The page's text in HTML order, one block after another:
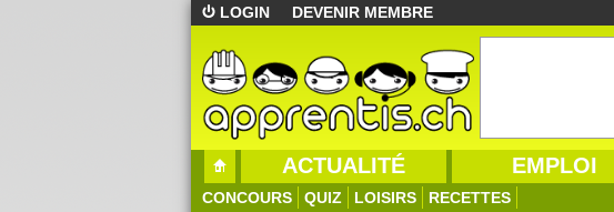
LOGIN DEVENIR MEMBRE
ACTUALITÉ EMPLOI
CONCOURS QUIZ LOISIRS RECETTES